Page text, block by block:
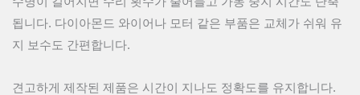
됩니다. 다이아몬드 와이어나 모터 같은 부품은 교체가 쉬워 유
지 보수도 간편합니다.
견고하게 제작된 제품은 시간이 지나도 정확도를 유지합니다.